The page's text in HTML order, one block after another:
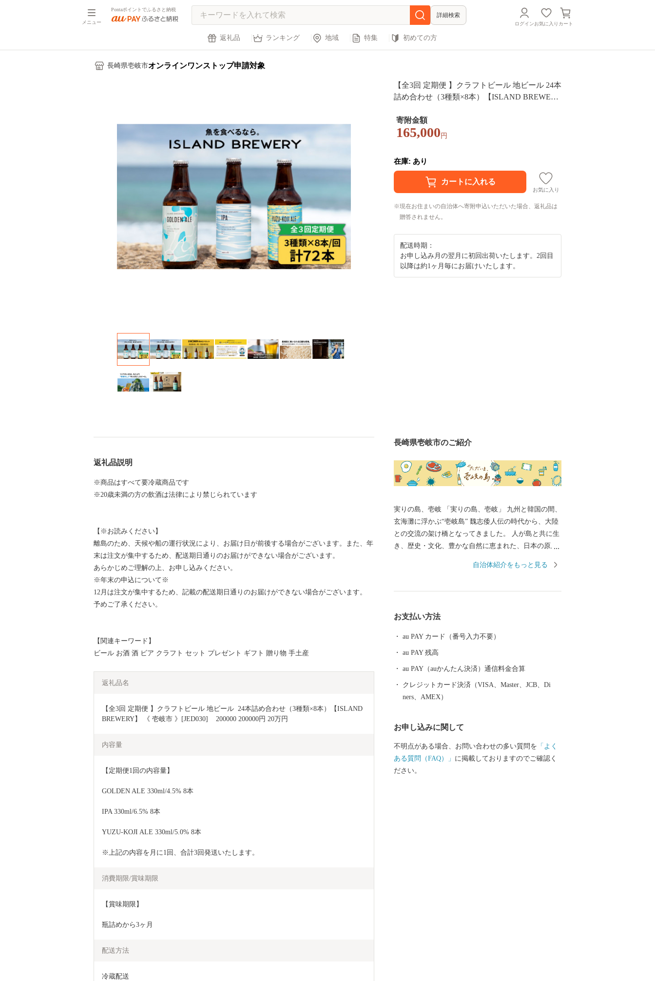
メニュー
Pontaポイントでふるさと納税
詳細検索
ログインお気に入り カート
返礼品 ランキング 地域 特集 初めての方
長崎県壱岐市オンラインワンストップ申請対象
【全3回 定期便 】クラフトビール 地ビール 24本
詰め合わせ（3種類×8本）【ISLAND BREWER
円
寄附金額
165,000 円
在庫: あり
お気に入り
現在お住まいの自治体へ寄附申込いただいた場合、返礼品は
贈答されません。
配送時期：
お申し込み月の翌月に初回出荷いたします。2回目
以降は約1ヶ月毎にお届けいたします。
返礼品説明
※商品はすべて要冷蔵商品です
※20歳未満の方の飲酒は法律により禁じられています
【※お読みください】
離島のため、天候や船の運行状況により、お届け日が前後する場合がございます。また、年
末は注文が集中するため、配送期日通りのお届けができない場合がございます。
あらかじめご理解の上、お申し込みください。
※年末の申込について※
12月は注文が集中するため、記載の配送期日通りのお届けができない場合がございます。
予めご了承ください。
【関連キーワード】
ビール お酒 酒 ビア クラフト セット プレゼント ギフト 贈り物 手土産
返礼品名
【全3回 定期便 】クラフトビール 地ビール  24本詰め合わせ（3種類×8本）【ISLAND
BREWERY】 《 壱岐市 》[JED030]    200000 200000円 20万円
内容量
【定期便1回の内容量】
GOLDEN ALE 330ml/4.5% 8本
IPA 330ml/6.5% 8本
YUZU-KOJI ALE 330ml/5.0% 8本
※上記の内容を月に1回、合計3回発送いたします。
消費期限/賞味期限
【賞味期限】
瓶詰めから3ヶ月
配送方法
冷蔵配送
長崎県壱岐市のご紹介
実りの島、壱岐 「実りの島、壱岐」 九州と韓国の間、
玄海灘に浮かぶ“壱岐島” 魏志倭人伝の時代から、大陸
との交流の架け橋となってきました。 人が島と共に生
き、歴史・文化、豊かな自然に恵まれた、日本の原風
関）から地理的表示認定を受けた「壱岐焼酎」。 壱岐
リーンの海。 住む人に、訪れる人に様々な“実り”をも
自治体紹介をもっと見る
お支払い方法
au PAY カード（番号入力不要）
au PAY 残高
au PAY（auかんたん決済）通信料金合算
クレジットカード決済（VISA、Master、JCB、Di
ners、AMEX）
お申し込みに関して
不明点がある場合、お問い合わせの多い質問を 「よく
ある質問（FAQ）」 に掲載しておりますのでご確認く
ださい。